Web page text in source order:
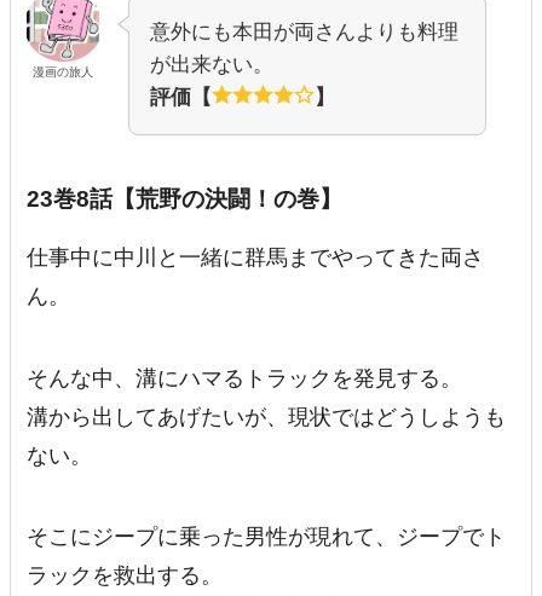
漫画の旅人
意外にも本田が両さんよりも料理
が出来ない。
評価【
】
23巻8話【荒野の決闘！の巻】
仕事中に中川と一緒に群馬までやってきた両さ
ん。
そんな中、溝にハマるトラックを発見する。
溝から出してあげたいが、現状ではどうしようも
ない。
そこにジープに乗った男性が現れて、ジープでト
ラックを救出する。